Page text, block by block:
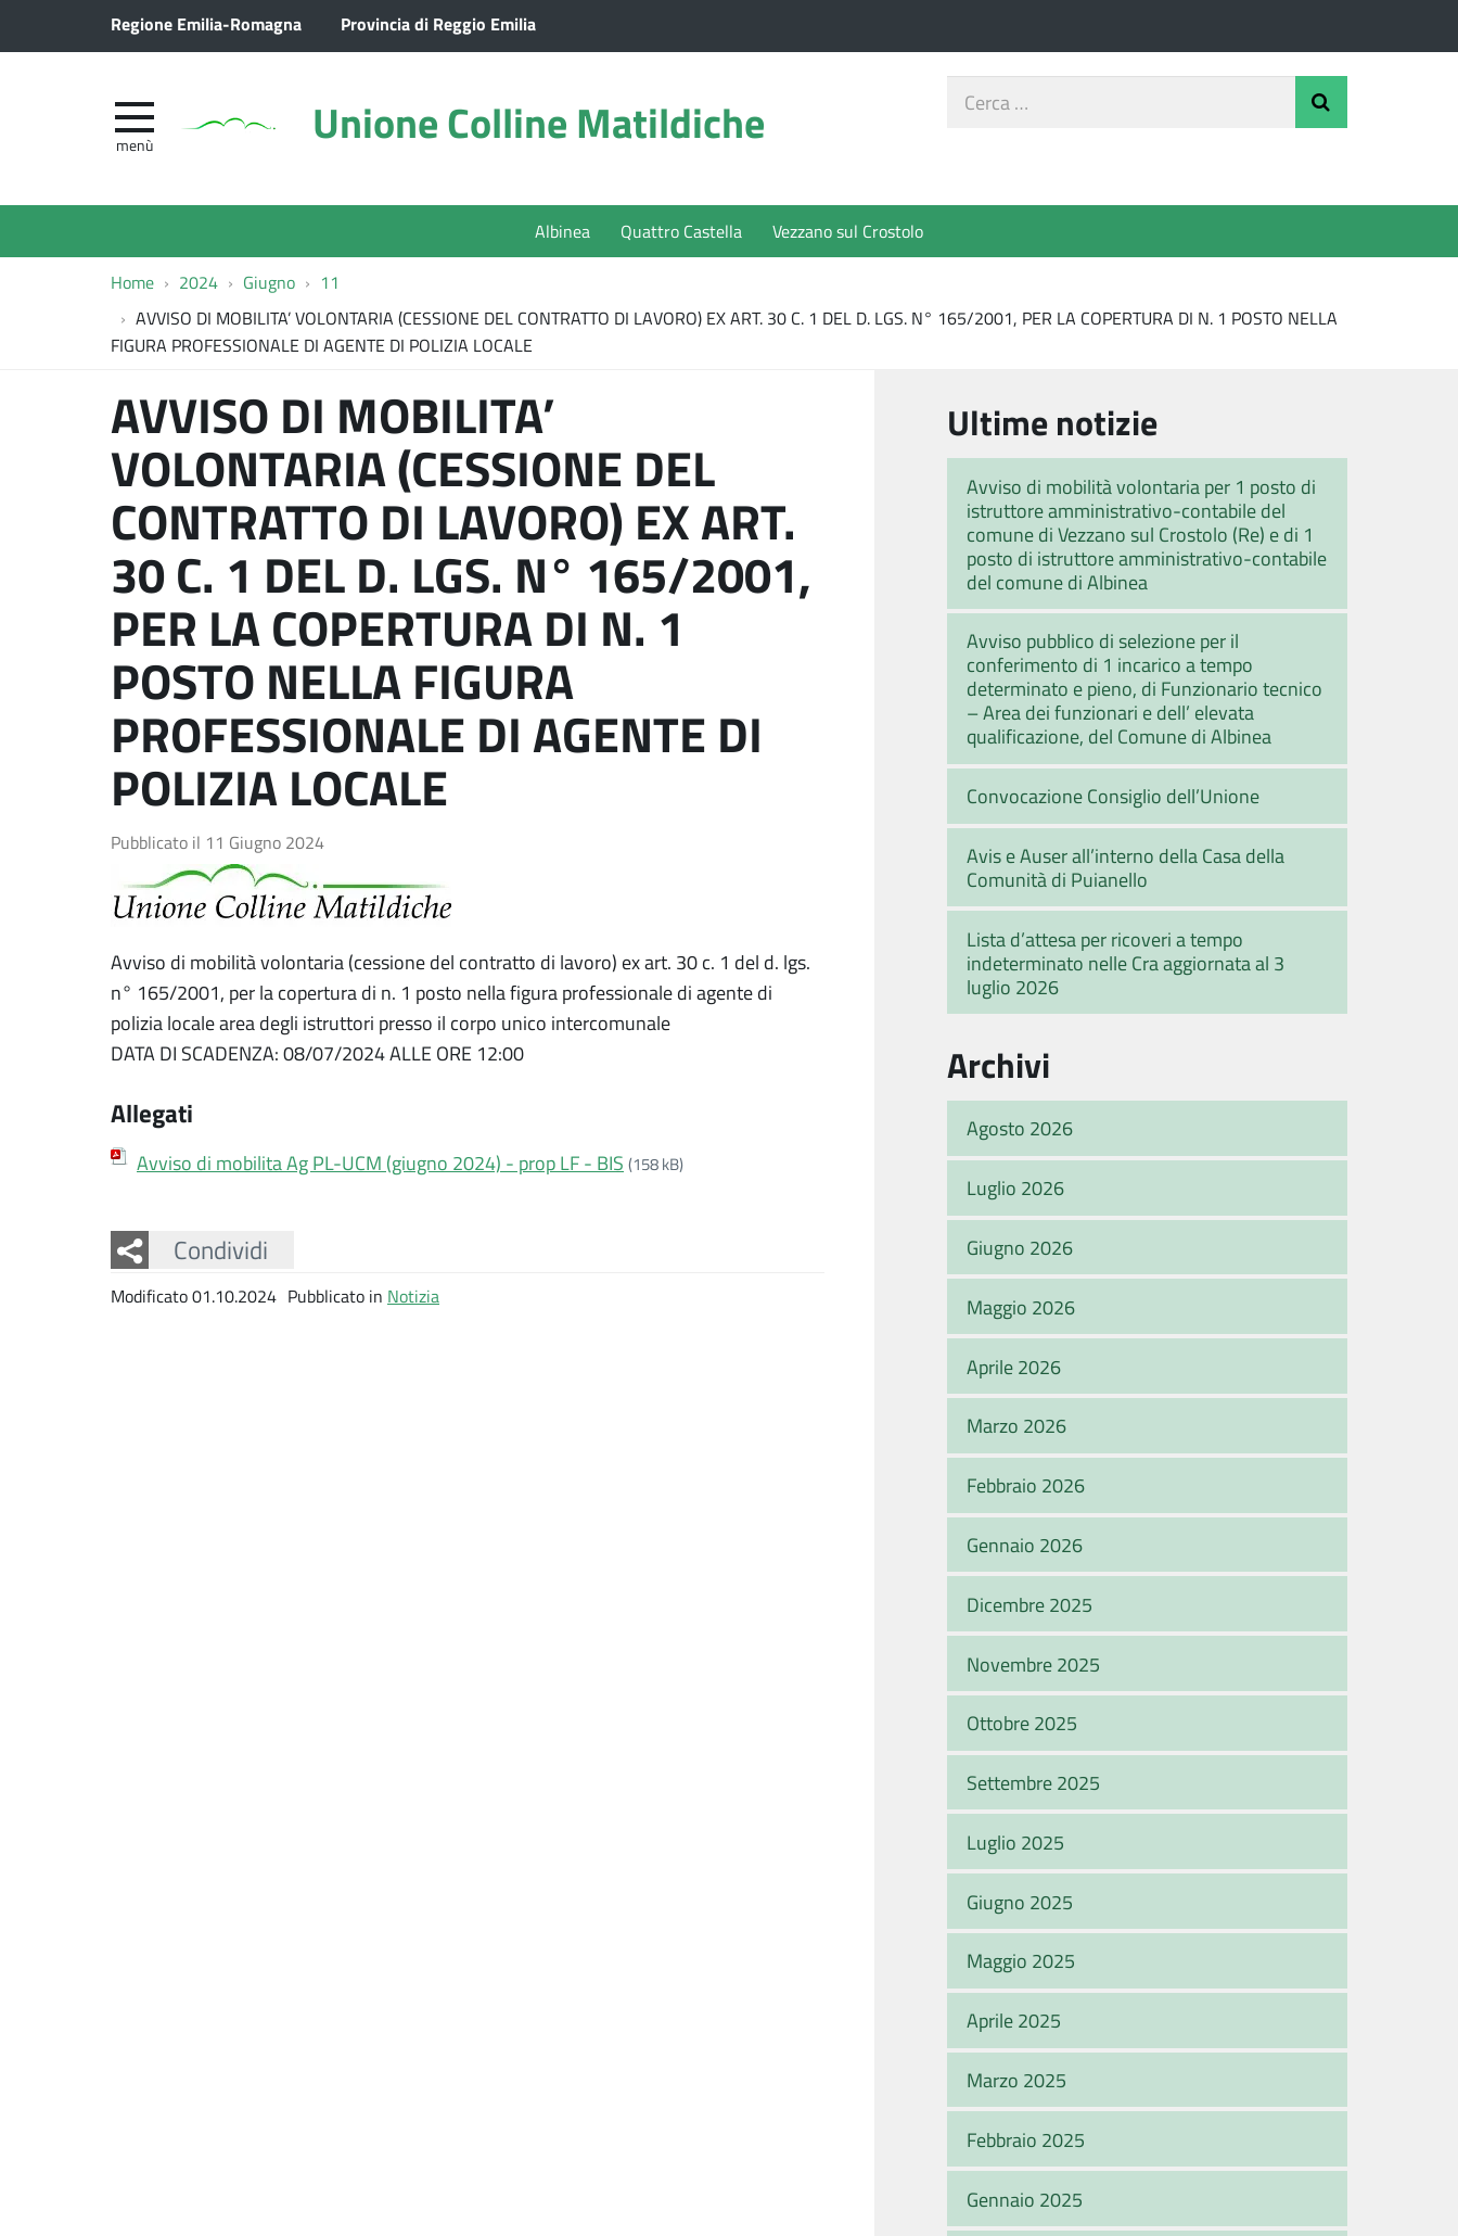
Regione Emilia-Romagna Provincia di Reggio Emilia
Unione Colline Matildiche
menù
Cerca
Albinea Quattro Castella Vezzano sul Crostolo
Home 2024 Giugno
11
AVVISO DI MOBILITA’ VOLONTARIA (CESSIONE DEL CONTRATTO DI LAVORO) EX ART. 30 C. 1 DEL D. LGS. N° 165/2001, PER LA COPERTURA DI N. 1 POSTO NELLA
FIGURA PROFESSIONALE DI AGENTE DI POLIZIA LOCALE
AVVISO DI MOBILITA’
VOLONTARIA (CESSIONE DEL
CONTRATTO DI LAVORO) EX ART.
30 C. 1 DEL D. LGS. N° 165/2001,
PER LA COPERTURA DI N. 1
POSTO NELLA FIGURA
PROFESSIONALE DI AGENTE DI
POLIZIA LOCALE
Pubblicato il 11 Giugno 2024
Avviso di mobilità volontaria (cessione del contratto di lavoro) ex art. 30 c. 1 del d. lgs.
n° 165/2001, per la copertura di n. 1 posto nella figura professionale di agente di
polizia locale area degli istruttori presso il corpo unico intercomunale
DATA DI SCADENZA: 08/07/2024 ALLE ORE 12:00
Allegati
Avviso di mobilita Ag PL-UCM (giugno 2024) - prop LF - BIS (158 kB)
Condividi
Facebook
Twitter
Whatsapp
Modificato 01.10.2024 Pubblicato in Notizia
Ultime notizie
Avviso di mobilità volontaria per 1 posto di
istruttore amministrativo-contabile del
comune di Vezzano sul Crostolo (Re) e di 1
posto di istruttore amministrativo-contabile
del comune di Albinea
Avviso pubblico di selezione per il
conferimento di 1 incarico a tempo
determinato e pieno, di Funzionario tecnico
– Area dei funzionari e dell’ elevata
qualificazione, del Comune di Albinea
Convocazione Consiglio dell’Unione
Avis e Auser all’interno della Casa della
Comunità di Puianello
Lista d’attesa per ricoveri a tempo
indeterminato nelle Cra aggiornata al 3
luglio 2026
Archivi
Agosto 2026
Luglio 2026
Giugno 2026
Maggio 2026
Aprile 2026
Marzo 2026
Febbraio 2026
Gennaio 2026
Dicembre 2025
Novembre 2025
Ottobre 2025
Settembre 2025
Luglio 2025
Giugno 2025
Maggio 2025
Aprile 2025
Marzo 2025
Febbraio 2025
Gennaio 2025